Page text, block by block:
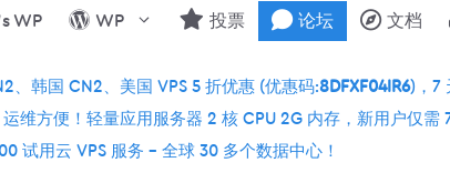
WP WP 投票 论坛 文档
、韩国 CN2、美国 VPS 5 折优惠 (优惠码:8DFXF04IR6)，7
维方便！轻量应用服务器 2 核 CPU 2G 内存，新用户仅需
试用云 VPS 服务 – 全球 30 多个数据中心！